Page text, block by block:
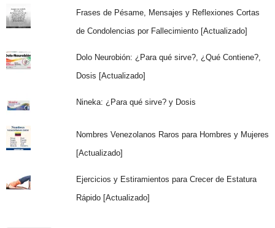
Frases de Pésame, Mensajes y Reflexiones Cortas
de Condolencias por Fallecimiento [Actualizado]
Dolo Neurobión: ¿Para qué sirve?, ¿Qué Contiene?,
Dosis [Actualizado]
Nineka: ¿Para qué sirve? y Dosis
Nombres Venezolanos Raros para Hombres y Mujeres
[Actualizado]
Ejercicios y Estiramientos para Crecer de Estatura
Rápido [Actualizado]